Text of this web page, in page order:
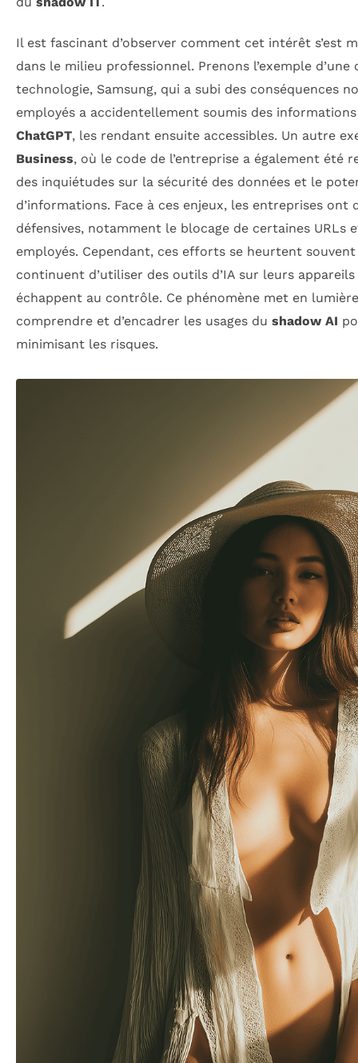
Il est fascinant d’observer comment cet intérêt s’est
dans le milieu professionnel. Prenons l’exemple
technologie, Samsung, qui a subi des conséquences
employés a accidentellement soumis des
ChatGPT, les rendant ensuite accessibles. Un autre
Business, où le code de l’entreprise a également été
des inquiétudes sur la sécurité des données et le
d’informations. Face à ces enjeux, les entreprises ont
défensives, notamment le blocage de certaines URLs
employés. Cependant, ces efforts se heurtent
continuent d’utiliser des outils d’IA sur leurs
échappent au contrôle. Ce phénomène met en
comprendre et d’encadrer les usages du shadow AI
minimisant les risques.